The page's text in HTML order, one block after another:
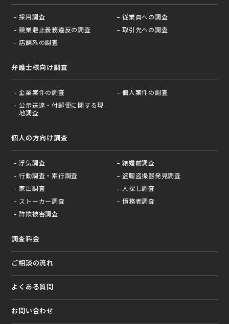
採用調査
従業員への調査
競業避止義務違反の調査
取引先への調査
店舗系の調査
弁護士様向け調査
企業案件の調査
個人案件の調査
公示送達・付郵便に関する現
地調査
個人の方向け調査
浮気調査
結婚前調査
行動調査・素行調査
盗聴盗撮器発見調査
家出調査
人探し調査
ストーカー調査
債務者調査
詐欺被害調査
調査料金
ご相談の流れ
よくある質問
お問い合わせ